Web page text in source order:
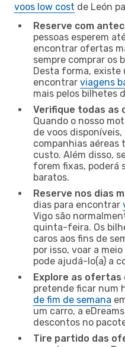
voos low cost de León
Reserve com
pessoas esperem
encontrar ofertas
sempre comprar os
Desta forma, existe
encontrar viagens
mais pelos bilhetes
Verifique todas as
Quando o nosso
de voos
companhias aéreas
custo. Além disso,
forem fixas, poderá
baratos.
Reserve nos dias
dias para encontrar
Vigo são
quinta-feira. Os
caros aos fins de
por isso, voar a
pode ajudá-lo(a) a
Explore as ofertas
pretende ficar num
de fim de semana
um carro, a
descontos no
Tire partido das